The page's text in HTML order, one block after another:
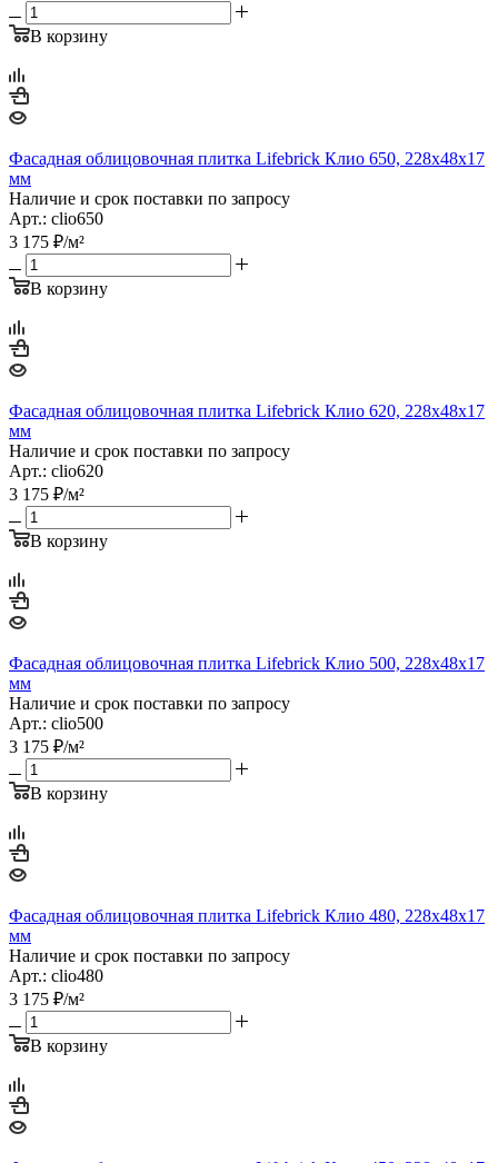
В корзину
Фасадная облицовочная плитка Lifebrick Клио 650, 228х48х17
мм
Наличие и срок поставки по запросу
Арт.: clio650
3 175 ₽/м²
В корзину
Фасадная облицовочная плитка Lifebrick Клио 620, 228х48х17
мм
Наличие и срок поставки по запросу
Арт.: clio620
3 175 ₽/м²
В корзину
Фасадная облицовочная плитка Lifebrick Клио 500, 228х48х17
мм
Наличие и срок поставки по запросу
Арт.: clio500
3 175 ₽/м²
В корзину
Фасадная облицовочная плитка Lifebrick Клио 480, 228х48х17
мм
Наличие и срок поставки по запросу
Арт.: clio480
3 175 ₽/м²
В корзину